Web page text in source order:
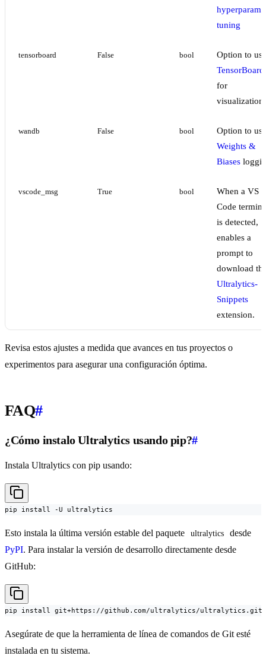
tuning
tensorboard False bool
Option to use
TensorBoard
for
visualization
wandb False bool
Option to use
Weights &
Biases
vscode_msg True bool
When a VS
Code
is detected,
enables a
prompt to
download
Ultralytics-
Snippets
extension.
Revisa estos ajustes a medida que avances en tus proyectos o
experimentos para asegurar una configuración óptima.
FAQ#
¿Cómo instalo Ultralytics usando pip?#
Instala Ultralytics con pip usando:
pip install -U ultralytics
Esto instala la última versión estable del paquete ultralytics
desde
PyPI. Para instalar la versión de desarrollo directamente desde
GitHub:
pip install git+https://github.com/ultralytics/ultralytics.git
Asegúrate de que la herramienta de línea de comandos de Git esté
instalada en tu sistema.